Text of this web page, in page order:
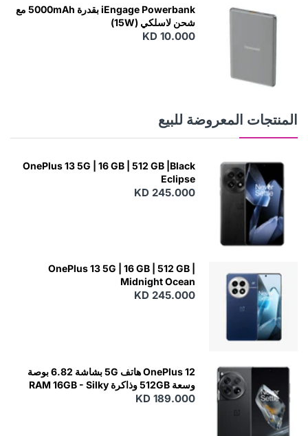
iEngage Powerbank بقدرة 5000mAh مع
شحن لاسلكي (15W)
KD 10.000
المنتجات المعروضة للبيع
OnePlus 13 5G | 16 GB | 512 GB |Black
Eclipse
KD 245.000
OnePlus 13 5G | 16 GB | 512 GB |
Midnight Ocean
KD 245.000
OnePlus 12 هاتف 5G بشاشة 6.82 بوصة
وسعة 512GB وذاكرة RAM 16GB - Silky
Black
KD 189.000